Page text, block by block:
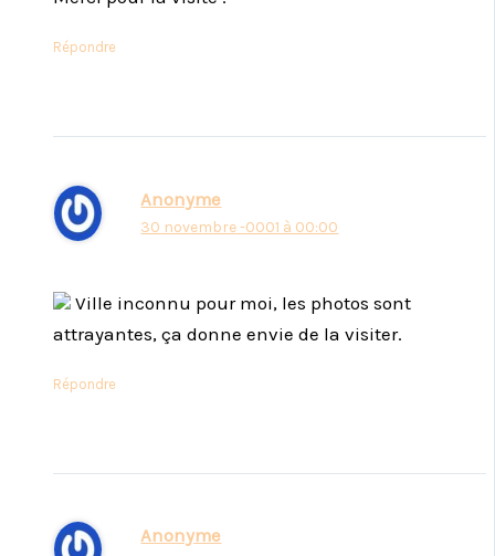
Répondre
Anonyme
30 novembre -0001 à 00:00
Ville inconnu pour moi, les photos sont
attrayantes, ça donne envie de la visiter.
Répondre
Anonyme